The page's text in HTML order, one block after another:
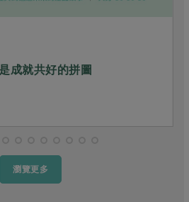
成就共好的拼圖
瀏覽更多